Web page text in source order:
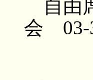
自由
会 03-